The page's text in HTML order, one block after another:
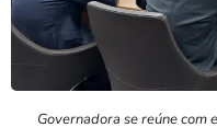
Governadora se reúne com